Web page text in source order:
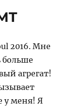
2016. Мне
больше
агрегат!
у меня! Я